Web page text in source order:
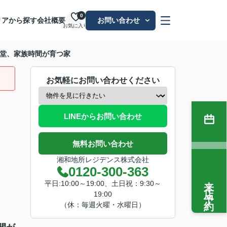
アから探す会社概要
お気に入り
0
お問い合わせ
、家族時間が育つ家
お気軽にお問い合わせください
LINEからお問い合わせ
無料お問い合わせ
湘和地所レジデンス株式会社
0120-300-363
平日:10:00～19:00、土日祝：9:30～
19:00
（休：毎週火曜・水曜日）
来店予約